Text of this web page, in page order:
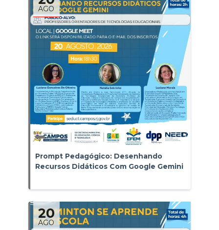
AGO
Prompt Pedagógico: Desenhando
Recursos Didáticos Com Google Gemini
20
AGO